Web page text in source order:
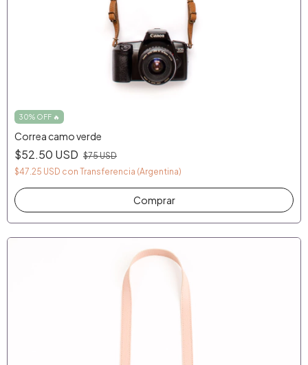
30% OFF 🔥
Correa camo verde
$52.50 USD $75 USD
$47.25 USD con Transferencia (Argentina)